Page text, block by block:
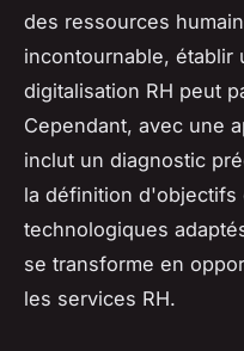
des ressources
incontournable, établir
digitalisation RH peut
Cependant, avec une
inclut un diagnostic
la définition
technologiques
se transforme en
les services RH.